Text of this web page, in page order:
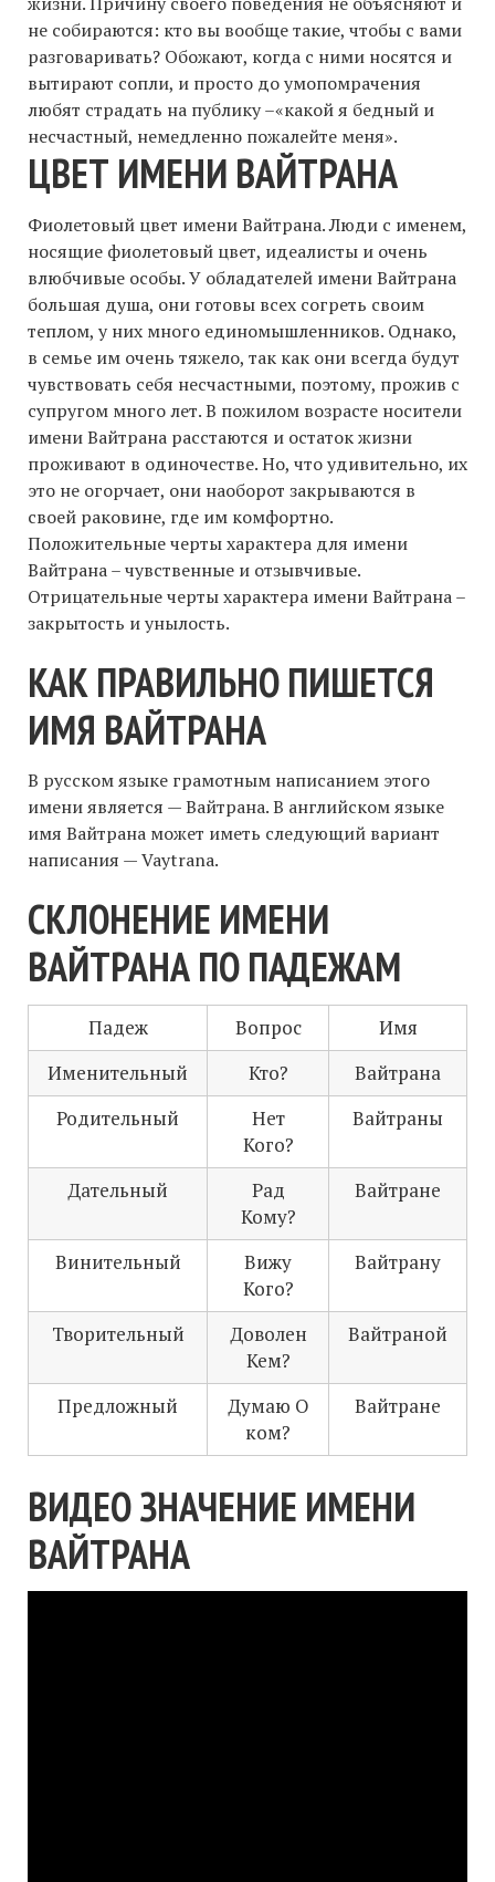
не собираются: кто вы вообще такие, чтобы с вами
разговаривать? Обожают, когда с ними носятся и
вытирают сопли, и просто до умопомрачения
любят страдать на публику –«какой я бедный и
несчастный, немедленно пожалейте меня».
ЦВЕТ ИМЕНИ ВАЙТРАНА
Фиолетовый цвет имени Вайтрана. Люди с именем,
носящие фиолетовый цвет, идеалисты и очень
влюбчивые особы. У обладателей имени Вайтрана
большая душа, они готовы всех согреть своим
теплом, у них много единомышленников. Однако,
в семье им очень тяжело, так как они всегда будут
чувствовать себя несчастными, поэтому, прожив с
супругом много лет. В пожилом возрасте носители
имени Вайтрана расстаются и остаток жизни
проживают в одиночестве. Но, что удивительно, их
это не огорчает, они наоборот закрываются в
своей раковине, где им комфортно.
Положительные черты характера для имени
Вайтрана – чувственные и отзывчивые.
Отрицательные черты характера имени Вайтрана –
закрытость и унылость.
КАК ПРАВИЛЬНО ПИШЕТСЯ
ИМЯ ВАЙТРАНА
В русском языке грамотным написанием этого
имени является — Вайтрана. В английском языке
имя Вайтрана может иметь следующий вариант
написания — Vaytrana.
СКЛОНЕНИЕ ИМЕНИ
ВАЙТРАНА ПО ПАДЕЖАМ
Падеж Вопрос
Имя
Именительный
Кто?
Вайтрана
Родительный
Нет
Кого?
Вайтраны
Дательный
Рад
Кому?
Вайтране
Винительный
Вижу
Кого?
Вайтрану
Творительный
Доволен
Кем?
Вайтраной
Предложный
Думаю О
ком?
Вайтране
ВИДЕО ЗНАЧЕНИЕ ИМЕНИ
ВАЙТРАНА